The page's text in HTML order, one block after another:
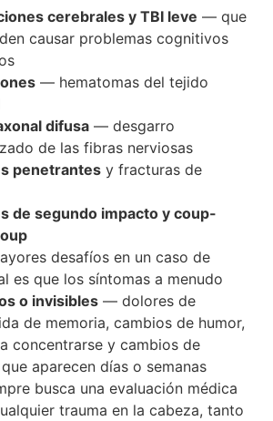
cerebrales y TBI leve — que
causar problemas cognitivos
— hematomas del tejido
difusa— desgarro
de las fibras nerviosas
penetrantesy fracturas de
de segundo impacto y coup-
desafíos en un caso de
es que los síntomas a menudo
o invisibles— dolores de
de memoria, cambios de humor,
concentrarse y cambios de
aparecen días o semanas
busca una evaluación médica
trauma en la cabeza, tanto